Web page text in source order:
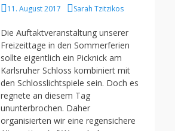
Posted
11. August 2017 Author
Sarah Tzitzikos
Die Auftaktveranstaltung unserer
Freizeittage in den Sommerferien
sollte eigentlich ein Picknick am
Karlsruher Schloss kombiniert mit
den Schlosslichtspiele sein. Doch es
regnete an diesem Tag
ununterbrochen. Daher
organisierten wir eine regensichere